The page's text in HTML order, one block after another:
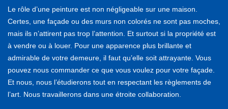
Le rôle d’une peinture est non négligeable sur une maison.
Certes, une façade ou des murs non colorés ne sont pas moches,
mais ils n’attirent pas trop l’attention. Et surtout si la propriété est
à vendre ou à louer. Pour une apparence plus brillante et
admirable de votre demeure, il faut qu’elle soit attrayante. Vous
pouvez nous commander ce que vous voulez pour votre façade.
Et nous, nous l’étudierons tout en respectant les règlements de
l’art. Nous travaillerons dans une étroite collaboration.